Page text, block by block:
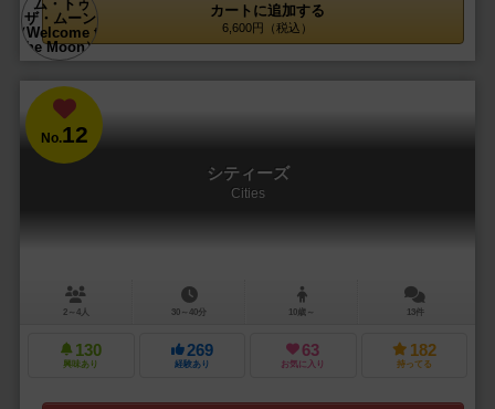
カートに追加する
6,600円（税込）
No.12
シティーズ
Cities
2～4人 30～40分 10歳～ 13件
130
興味あり
269
経験あり
63
お気に入り
182
持ってる